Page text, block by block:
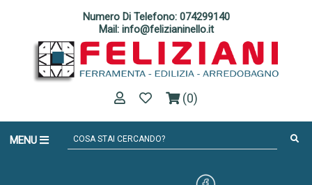
Numero Di Telefono: 074299140
Mail: info@felizianinello.it
(0)
MENU